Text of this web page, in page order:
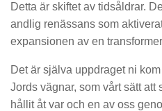
Detta är skiftet av tidsåldrar.
andlig renässans som
expansionen av en
Det är själva uppdraget ni
Jords vägnar, som vårt sätt att
hållit åt var och en av oss